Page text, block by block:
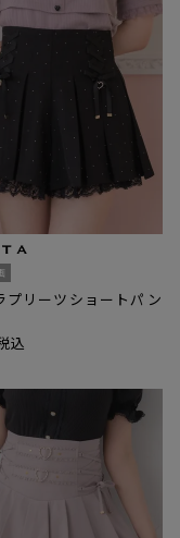
プリーツショートパン
込